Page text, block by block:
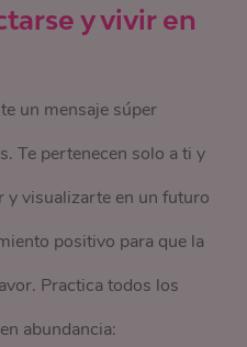
y vivir en
un mensaje súper
Te pertenecen solo a ti y
y visualizarte en un futuro
positivo para que la
Practica todos los
abundancia: